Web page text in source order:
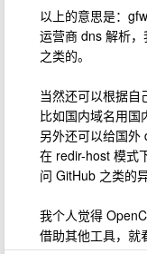
以上的意思是：
运营商 dns 解析
之类的。
当然还可以根据自
比如国内域名用国
另外还可以给国外
在 redir-host 模式
问 GitHub 之类的异
我个人觉得
借助其他工具，就